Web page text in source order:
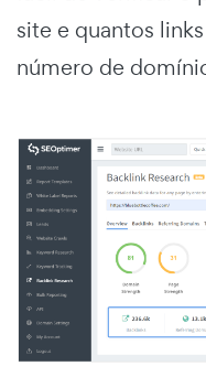
site e quantos
número de